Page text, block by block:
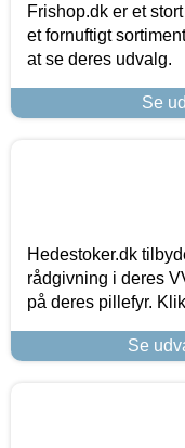
Frishop.dk er et
et fornuftigt
at se deres udvalg.
Se
Hedestoker.dk
rådgivning i deres
på deres pillefyr.
Se